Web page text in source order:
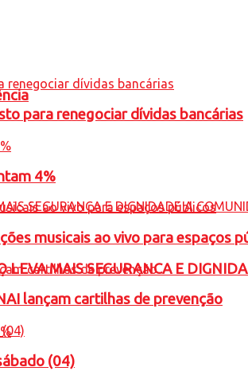
MAIS SEGURANCA E
para renegociar dívidas bancárias
4%
musicais ao vivo para espaços
lançam cartilhas de prevenção
(04)